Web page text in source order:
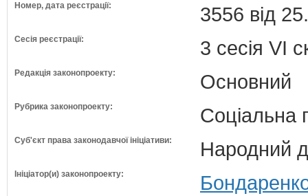
Номер, дата реєстрації: 3556 від
Сесія реєстрації: 3 сесія VI
Редакція законопроекту: Основний
Рубрика законопроекту: Соціальна
Суб'єкт права законодавчої ініціативи: Народний
Ініціатор(и) законопроекту: